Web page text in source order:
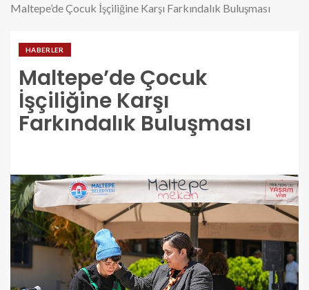
Maltepe’de Çocuk İşçiliğine Karşı Farkındalık Buluşması
HABERLER
Maltepe’de Çocuk
İşçiliğine Karşı
Farkındalık Buluşması